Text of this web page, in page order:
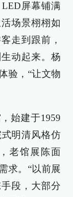
屏幕铺满
场景栩栩如
走到跟前，
动起来。杨
验，“让文物
始建于1959
明清风格仿
老馆展陈面
求。“以前展
段，大部分